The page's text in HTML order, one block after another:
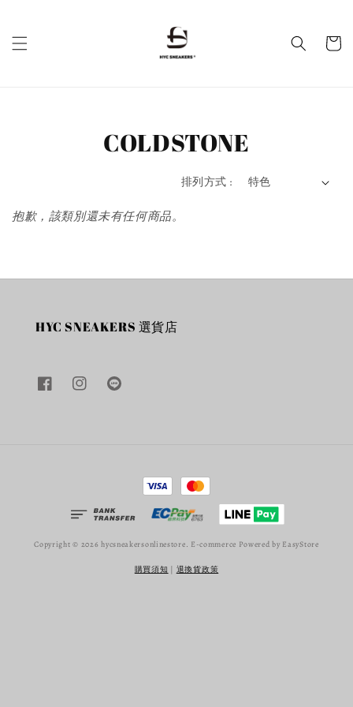
COLDSTONE
排列方式 :
抱歉，該類別還未有任何商品。
HYC SNEAKERS 選貨店
Copyright © 2026 hycsneakersonlinestore. E-commerce Powered by EasyStore
購買須知 退換貨政策